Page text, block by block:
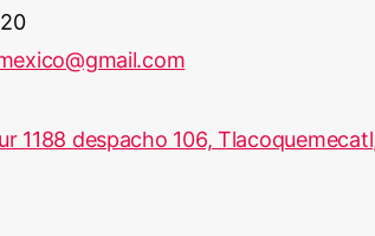
1188 despacho 106,